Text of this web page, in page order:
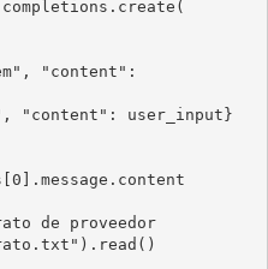
de proveedor